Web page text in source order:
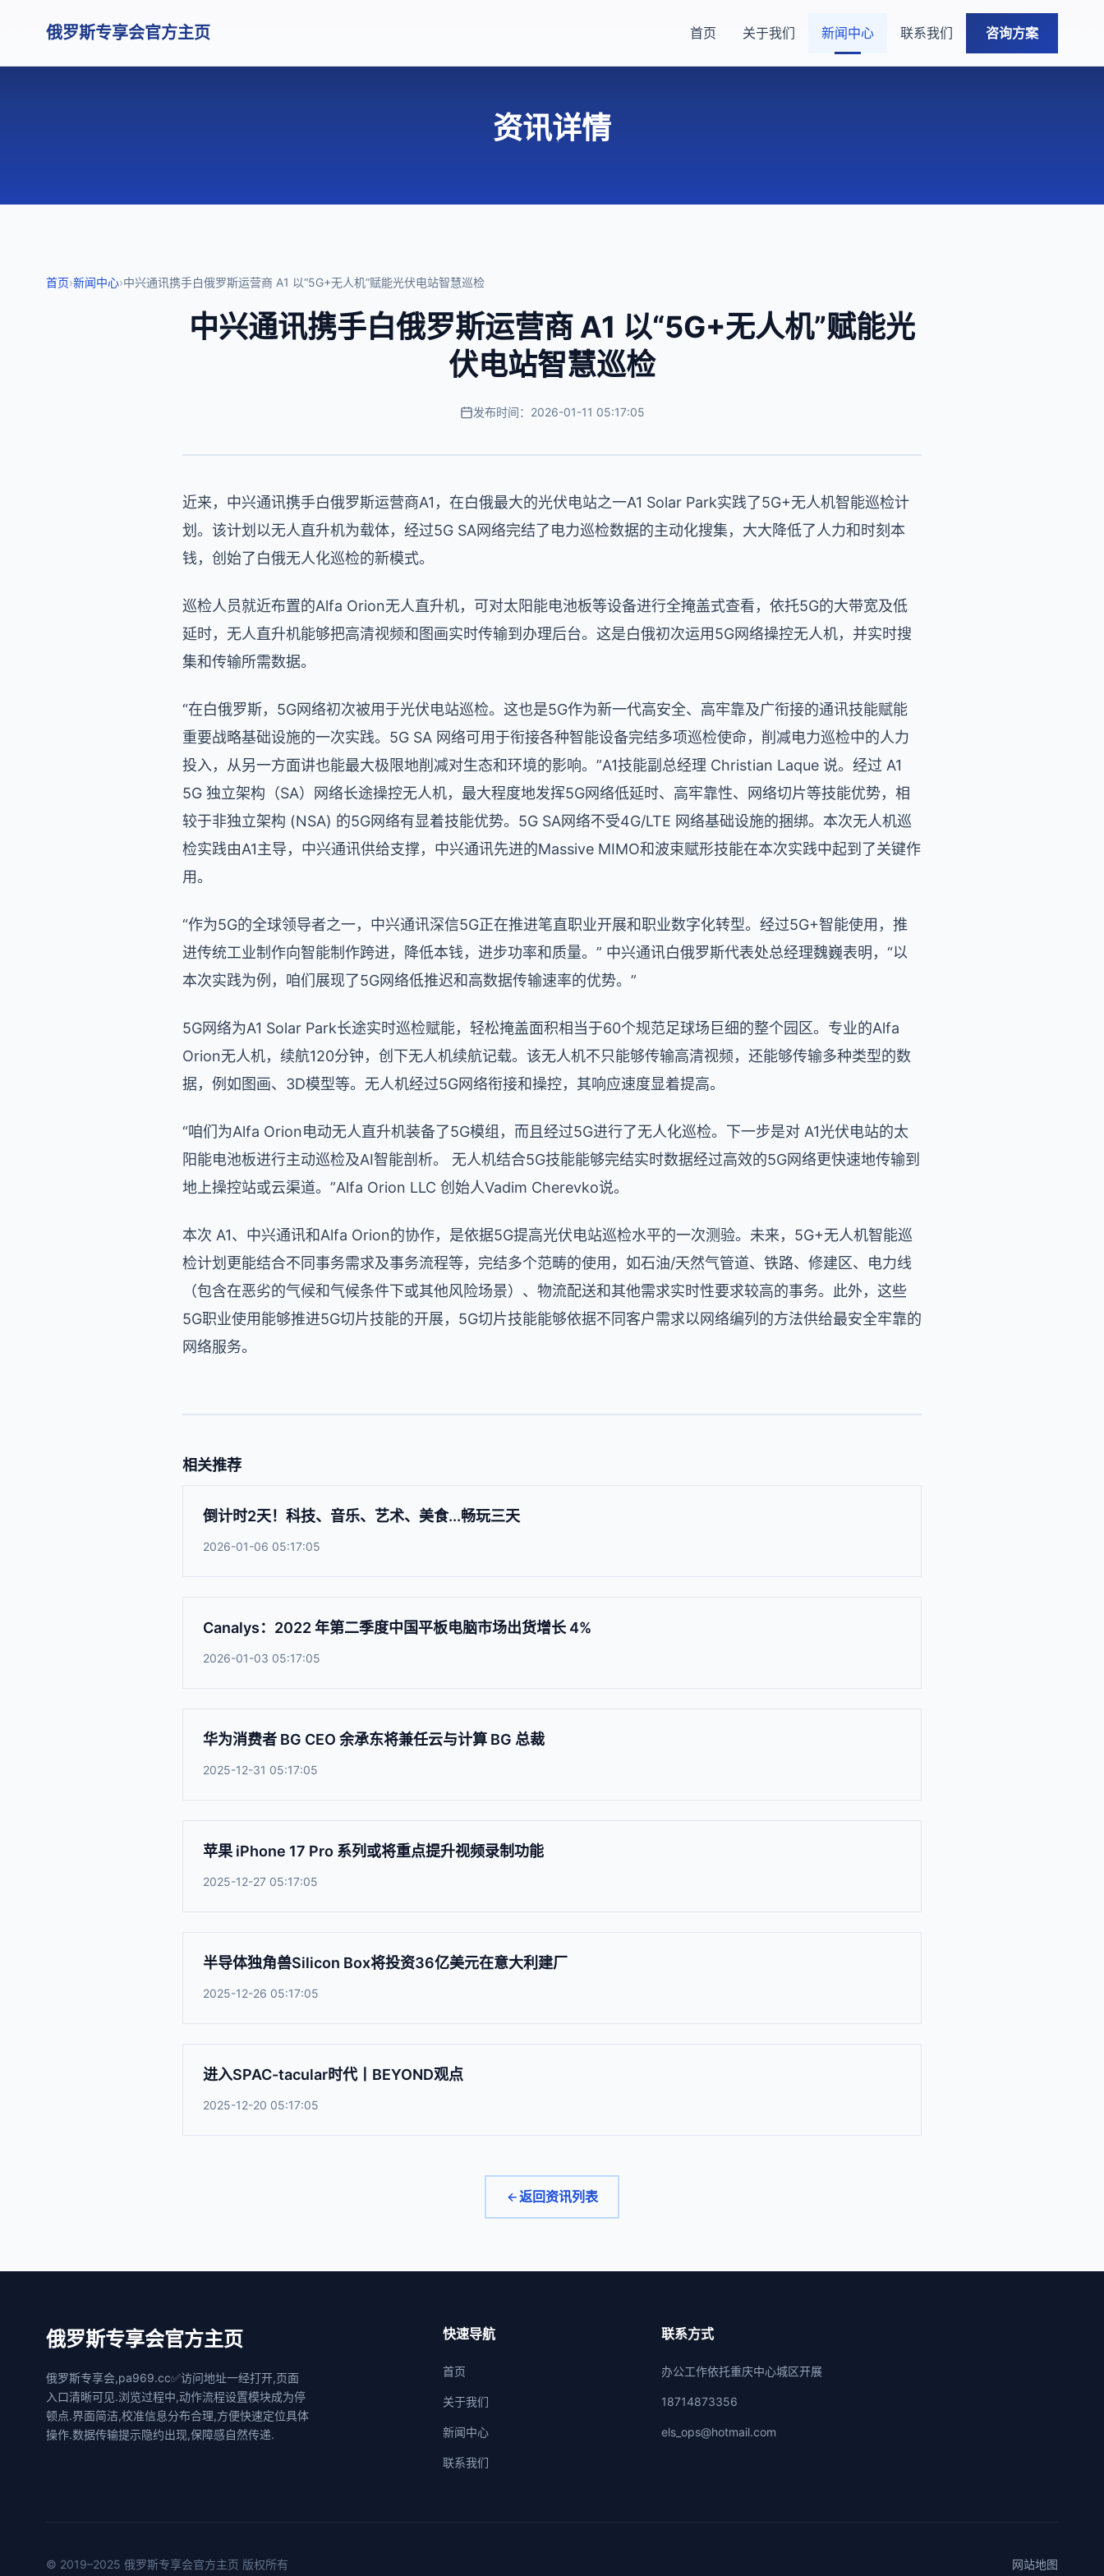
俄罗斯专享会官方主页 首页 关于我们 新闻中心 联系我们 咨询方案
资讯详情
首页›新闻中心›中兴通讯携手白俄罗斯运营商 A1 以“5G+无人机”赋能光伏电站智慧巡检
中兴通讯携手白俄罗斯运营商 A1 以“5G+无人机”赋能光
伏电站智慧巡检
发布时间：2026-01-11 05:17:05
近来，中兴通讯携手白俄罗斯运营商A1，在白俄最大的光伏电站之一A1 Solar Park实践了5G+无人机智能巡检计
划。该计划以无人直升机为载体，经过5G SA网络完结了电力巡检数据的主动化搜集，大大降低了人力和时刻本
钱，创始了白俄无人化巡检的新模式。
巡检人员就近布置的Alfa Orion无人直升机，可对太阳能电池板等设备进行全掩盖式查看，依托5G的大带宽及低
延时，无人直升机能够把高清视频和图画实时传输到办理后台。这是白俄初次运用5G网络操控无人机，并实时搜
集和传输所需数据。
“在白俄罗斯，5G网络初次被用于光伏电站巡检。这也是5G作为新一代高安全、高牢靠及广衔接的通讯技能赋能
重要战略基础设施的一次实践。5G SA 网络可用于衔接各种智能设备完结多项巡检使命，削减电力巡检中的人力
投入，从另一方面讲也能最大极限地削减对生态和环境的影响。”A1技能副总经理 Christian Laque 说。经过 A1
5G 独立架构（SA）网络长途操控无人机，最大程度地发挥5G网络低延时、高牢靠性、网络切片等技能优势，相
较于非独立架构 (NSA) 的5G网络有显着技能优势。5G SA网络不受4G/LTE 网络基础设施的捆绑。本次无人机巡
检实践由A1主导，中兴通讯供给支撑，中兴通讯先进的Massive MIMO和波束赋形技能在本次实践中起到了关键作
用。
“作为5G的全球领导者之一，中兴通讯深信5G正在推进笔直职业开展和职业数字化转型。经过5G+智能使用，推
进传统工业制作向智能制作跨进，降低本钱，进步功率和质量。” 中兴通讯白俄罗斯代表处总经理魏巍表明，“以
本次实践为例，咱们展现了5G网络低推迟和高数据传输速率的优势。”
5G网络为A1 Solar Park长途实时巡检赋能，轻松掩盖面积相当于60个规范足球场巨细的整个园区。专业的Alfa
Orion无人机，续航120分钟，创下无人机续航记载。该无人机不只能够传输高清视频，还能够传输多种类型的数
据，例如图画、3D模型等。无人机经过5G网络衔接和操控，其响应速度显着提高。
“咱们为Alfa Orion电动无人直升机装备了5G模组，而且经过5G进行了无人化巡检。下一步是对 A1光伏电站的太
阳能电池板进行主动巡检及AI智能剖析。 无人机结合5G技能能够完结实时数据经过高效的5G网络更快速地传输到
地上操控站或云渠道。”Alfa Orion LLC 创始人Vadim Cherevko说。
本次 A1、中兴通讯和Alfa Orion的协作，是依据5G提高光伏电站巡检水平的一次测验。未来，5G+无人机智能巡
检计划更能结合不同事务需求及事务流程等，完结多个范畴的使用，如石油/天然气管道、铁路、修建区、电力线
（包含在恶劣的气候和气候条件下或其他风险场景）、物流配送和其他需求实时性要求较高的事务。此外，这些
5G职业使用能够推进5G切片技能的开展，5G切片技能能够依据不同客户需求以网络编列的方法供给最安全牢靠的
网络服务。
相关推荐
倒计时2天！科技、音乐、艺术、美食...畅玩三天
2026-01-06 05:17:05
Canalys：2022 年第二季度中国平板电脑市场出货增长 4%
2026-01-03 05:17:05
华为消费者 BG CEO 余承东将兼任云与计算 BG 总裁
2025-12-31 05:17:05
苹果 iPhone 17 Pro 系列或将重点提升视频录制功能
2025-12-27 05:17:05
半导体独角兽Silicon Box将投资36亿美元在意大利建厂
2025-12-26 05:17:05
进入SPAC-tacular时代丨BEYOND观点
2025-12-20 05:17:05
返回资讯列表
俄罗斯专享会官方主页
俄罗斯专享会,pa969.cc✅访问地址一经打开,页面
入口清晰可见.浏览过程中,动作流程设置模块成为停
顿点.界面简洁,校准信息分布合理,方便快速定位具体
操作.数据传输提示隐约出现,保障感自然传递.
快速导航
首页
关于我们
新闻中心
联系我们
联系方式
办公工作依托重庆中心城区开展
18714873356
els_ops@hotmail.com
© 2019–2025 俄罗斯专享会官方主页 版权所有 网站地图